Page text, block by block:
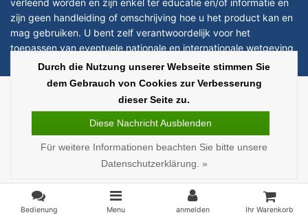
verleend worden en zijn enkel ter educatie en/of informatie en
zijn geen handleiding of omschrijving hoe u het product kan en
mag gebruiken. U bent zelf verantwoordelijk voor het
toepassen van eventuele nationale en internationale wetgeving
omtrent het gebruik van chemicaliën.
InStijl Media |
Alle Preise verstehen sich ohne
Bedienung Menu anmelden Ihr Warenkorb
Durch die Nutzung unserer Webseite stimmen Sie
dem Gebrauch von Cookies zur Verbesserung
dieser Seite zu.
Diese Nachricht Ausblenden
Für weitere Informationen beachten Sie bitte unsere
Datenschutzerklärung. »